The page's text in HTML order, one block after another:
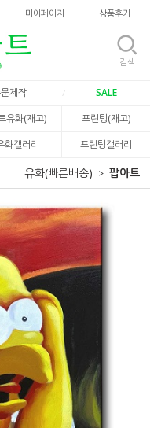
마이페이지 상품후기
검색
제작
SALE
유화(재고)
프린팅(재고)
화갤러리 프린팅갤러리
유화(빠른배송) 팝아트